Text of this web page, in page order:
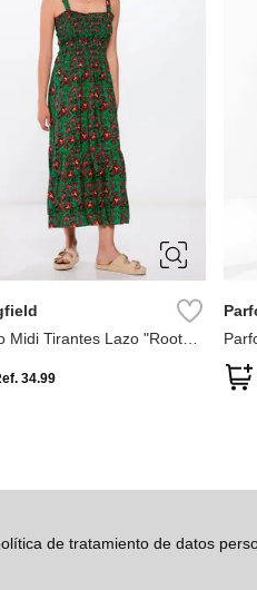
38
40
Midi Tirantes Lazo "Roots
34.99
de tratamiento de datos